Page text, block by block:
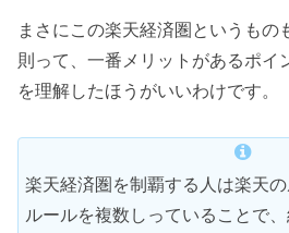
まさにこの楽天経済圏というもの
則って、一番メリットがあるポイ
を理解したほうがいいわけです。
楽天経済圏を制覇する人は楽天
ルールを複数しっていることで